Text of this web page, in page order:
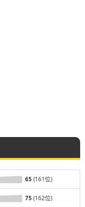
65 (161位)
75 (162位)